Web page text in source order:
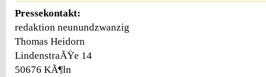
Pressekontakt:
redaktion neunundzwanzig
Thomas Heidorn
LindenstraÃŸe 14
50676 KÃ¶ln